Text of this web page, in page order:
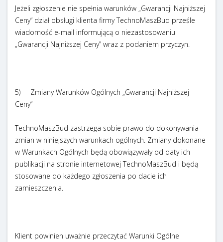
Jeżeli zgłoszenie nie spełnia warunków „Gwarancji Najniższej
Ceny” dział obsługi klienta firmy TechnoMaszBud prześle
wiadomość e-mail informującą o niezastosowaniu
„Gwarancji Najniższej Ceny” wraz z podaniem przyczyn.
5) Zmiany Warunków Ogólnych „Gwarancji Najniższej
Ceny”
TechnoMaszBud zastrzega sobie prawo do dokonywania
zmian w niniejszych warunkach ogólnych. Zmiany dokonane
w Warunkach Ogólnych będą obowiązywały od daty ich
publikacji na stronie internetowej TechnoMaszBud i będą
stosowane do każdego zgłoszenia po dacie ich
zamieszczenia.
Klient powinien uważnie przeczytać Warunki Ogólne